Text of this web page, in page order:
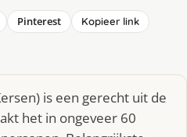
Pinterest
Kopieer link
is een gerecht uit de
het in ongeveer 60